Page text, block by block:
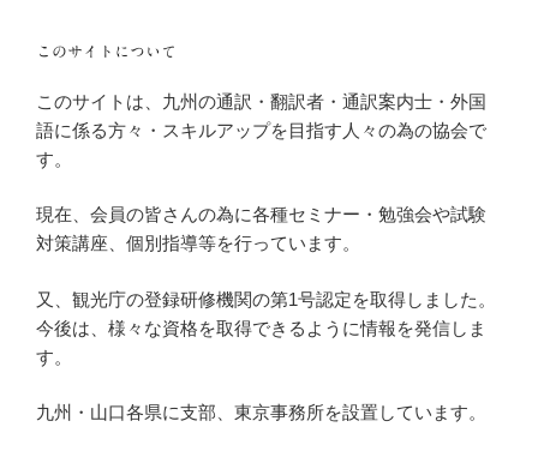
このサイトについて
このサイトは、九州の通訳・翻訳者・通訳案内士・外国
語に係る方々・スキルアップを目指す人々の為の協会で
す。
現在、会員の皆さんの為に各種セミナー・勉強会や試験
対策講座、個別指導等を行っています。
又、観光庁の登録研修機関の第1号認定を取得しました。
今後は、様々な資格を取得できるように情報を発信しま
す。
九州・山口各県に支部、東京事務所を設置しています。